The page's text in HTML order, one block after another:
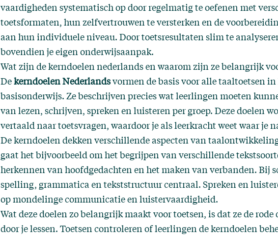
vaardigheden systematisch op door regelmatig te oefenen met
toetsformaten, hun zelfvertrouwen te versterken en de
aan hun individuele niveau. Door toetsresultaten slim te
bovendien je eigen onderwijsaanpak.
Wat zijn de kerndoelen nederlands en waarom zijn ze belangrijk
Dekerndoelen Nederlandsvormen de basis voor alle taaltoetsen in
basisonderwijs. Ze beschrijven precies wat leerlingen moeten
van lezen, schrijven, spreken en luisteren per groep. Deze doelen
vertaald naar toetsvragen, waardoor je als leerkracht weet waar je
De kerndoelen dekken verschillende aspecten van
gaat het bijvoorbeeld om het begrijpen van verschillende
herkennen van hoofdgedachten en het maken van verbanden. Bij
spelling, grammatica en tekststructuur centraal. Spreken en
op mondelinge communicatie en luistervaardigheid.
Wat deze doelen zo belangrijk maakt voor toetsen, is dat ze de rode
door je lessen. Toetsen controleren of leerlingen de kerndoelen